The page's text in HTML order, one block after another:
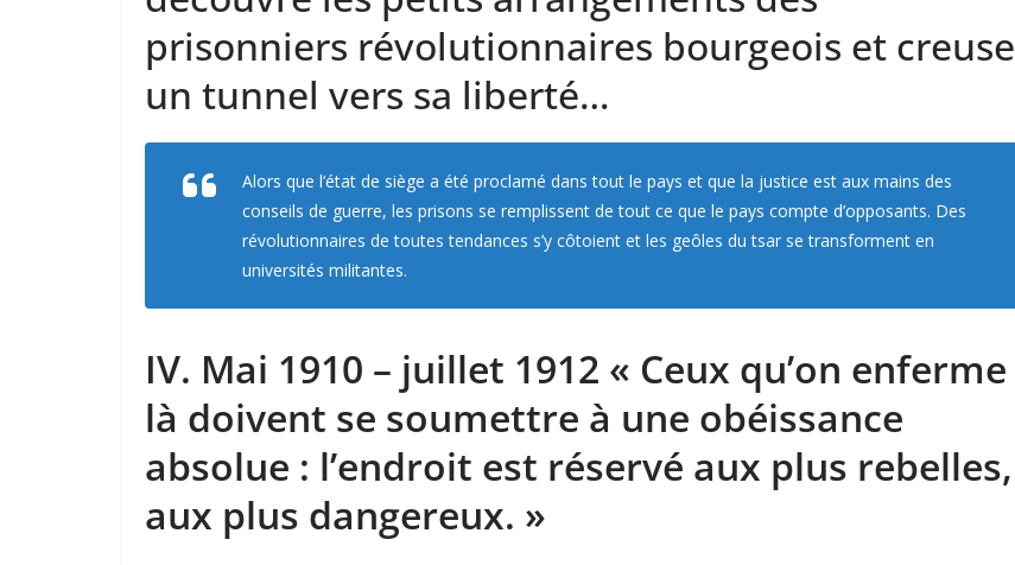
prisonniers révolutionnaires bourgeois et creuse
un tunnel vers sa liberté…
Alors que l’état de siège a été proclamé dans tout le pays et que la justice est aux mains des
conseils de guerre, les prisons se remplissent de tout ce que le pays compte d’opposants. Des
révolutionnaires de toutes tendances s’y côtoient et les geôles du tsar se transforment en
universités militantes.
IV. Mai 1910 – juillet 1912 « Ceux qu’on enferme
là doivent se soumettre à une obéissance
absolue : l’endroit est réservé aux plus rebelles,
aux plus dangereux. »